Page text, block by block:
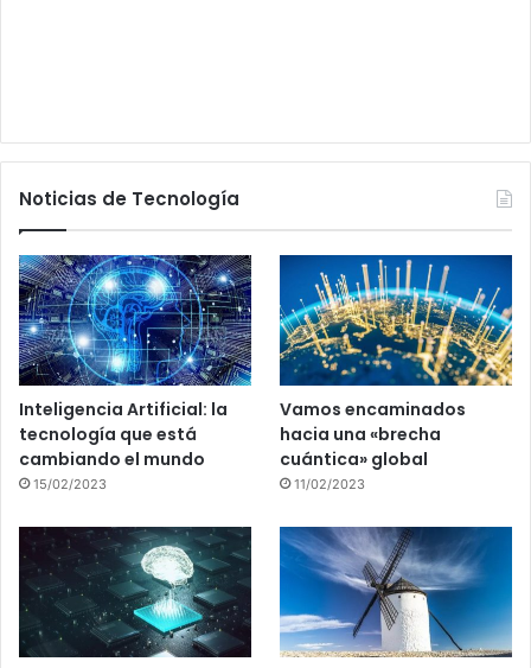
Noticias de Tecnología
Inteligencia Artificial: la
tecnología que está
cambiando el mundo
15/02/2023
Vamos encaminados
hacia una «brecha
cuántica» global
11/02/2023